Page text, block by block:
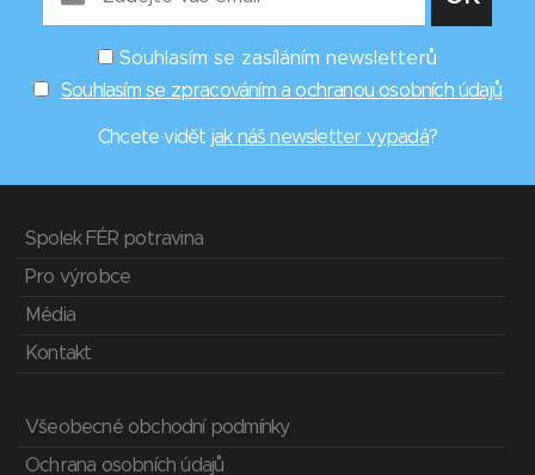
Souhlasím se zasíláním newsletterů
Souhlasím se zpracováním a ochranou osobních údajů
Chcete vidět jak náš newsletter vypadá?
Spolek FÉR potravina
Pro výrobce
Média
Kontakt
Všeobecné obchodní podmínky
Ochrana osobních údajů